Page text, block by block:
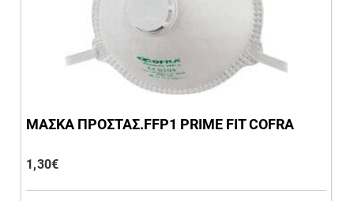
ΜΑΣΚΑ ΠΡΟΣΤΑΣ.FFP1 PRIME FIT COFRA
1,30€